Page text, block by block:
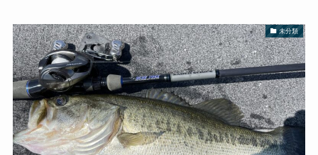
未分類